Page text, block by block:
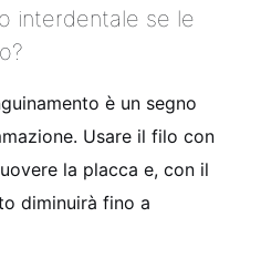
interdentale se le
è un segno
Usare il filo con
la placca e, con il
diminuirà fino a